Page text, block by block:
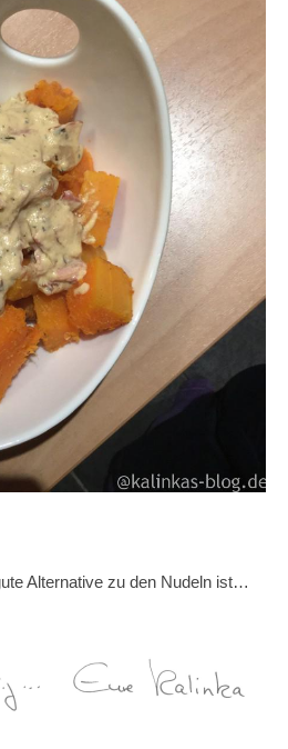
Alternative zu den Nudeln ist…